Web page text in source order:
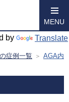
by Translate
MENU
症例一覧 AGA内